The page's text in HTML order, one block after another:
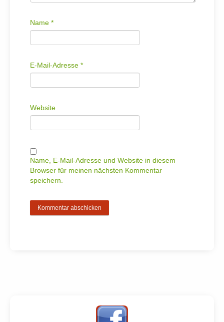
Name *
E-Mail-Adresse *
Website
Name, E-Mail-Adresse und Website in diesem
Browser für meinen nächsten Kommentar
speichern.